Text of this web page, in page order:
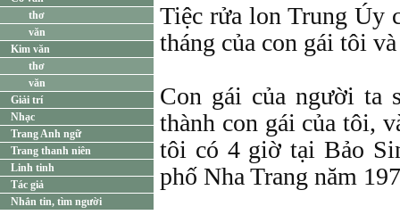
thơ
văn
Kim văn
thơ
văn
Giải trí
Nhạc
Trang Anh ngữ
Trang thanh niên
Linh tinh
Tác giả
Nhắn tin, tìm người
Tiệc rửa lon Trung Úy
tháng của con gái tôi
Con gái của người ta
thành con gái của tôi,
tôi có 4 giờ tại Bảo
phố Nha Trang năm